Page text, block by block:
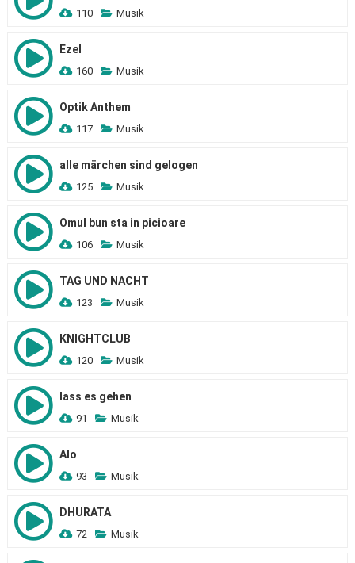
110 Musik
Ezel
160 Musik
Optik Anthem
117 Musik
alle märchen sind gelogen
125 Musik
Omul bun sta in picioare
106 Musik
TAG UND NACHT
123 Musik
KNIGHTCLUB
120 Musik
lass es gehen
91 Musik
Alo
93 Musik
DHURATA
72 Musik